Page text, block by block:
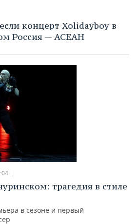
концерт Xolidayboy в
Россия — АСЕАН
трагедия в стиле
в сезоне и первый